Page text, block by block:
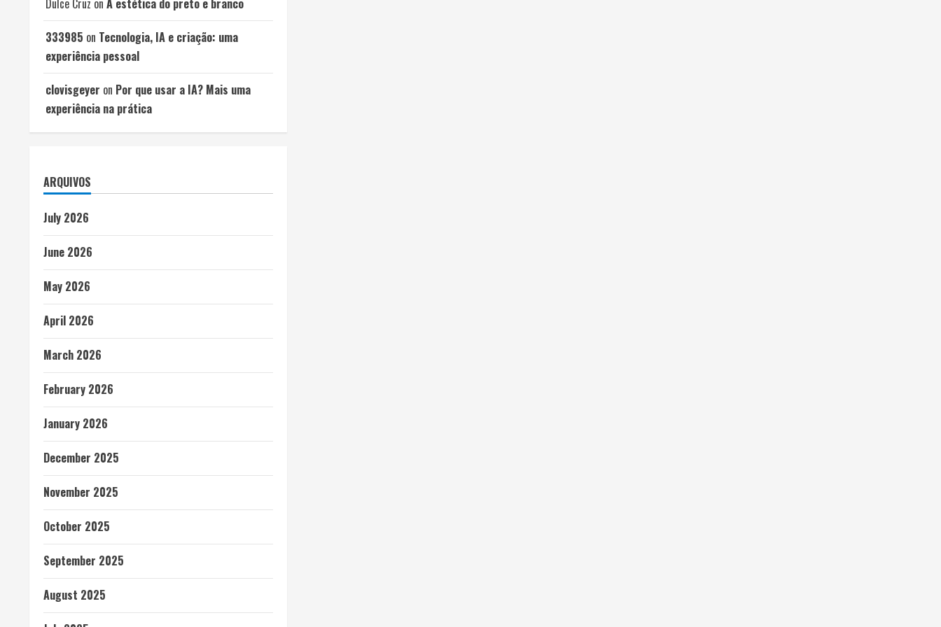
Dulce Cruz on A estética do preto e branco
333985 on Tecnologia, IA e criação: uma
experiência pessoal
clovisgeyer on Por que usar a IA? Mais uma
experiência na prática
ARQUIVOS
July 2026
June 2026
May 2026
April 2026
March 2026
February 2026
January 2026
December 2025
November 2025
October 2025
September 2025
August 2025